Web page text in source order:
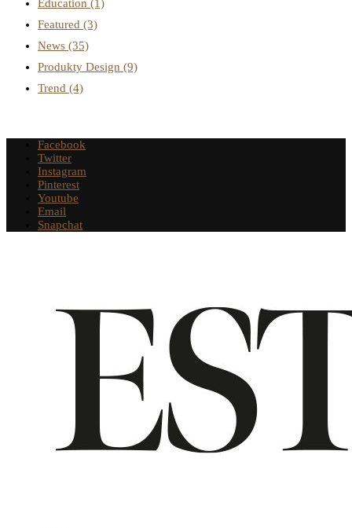
Education (1)
Featured (3)
News (35)
Produkty Design (9)
Trend (4)
Facebook
Twitter
Instagram
Pinterest
Youtube
Email
Snapchat